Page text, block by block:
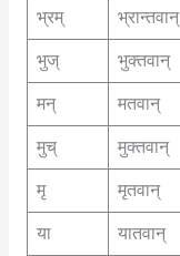
भ्रम् भ्रान्तवान्
भुज् भुक्तवान्
मन् मतवान्
मुच् मुक्तवान्
मृ मृतवान्
या यातवान्